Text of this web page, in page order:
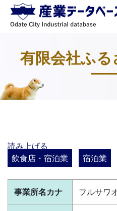
有限会社ふ
読み上げる
飲食店・宿泊業
宿泊業
事業所名カナ フルサワ